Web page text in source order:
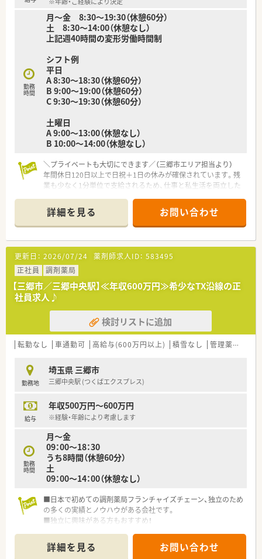
勤務
時間
月～金 8:30～19:30（休憩60分）
土 8:30～14:00（休憩なし）
上記週40時間の変形労働時間制
シフト例
平日
A 8:30～18:30（休憩60分）
B 9:00～19:00（休憩60分）
C 9:30～19:30（休憩60分）
土曜日
A 9:00～13:00（休憩なし）
B 10:00～14:00（休憩なし）
＼プライベートも大切にできます／（三郷市エリア担当より）
年間休日120日以上で日祝＋1日の休みが確保されています。残
業も少なく1分単位で支給されるため、仕事と私生活を両立した
＊------------------------------------------＊
【店舗情報と応需状況について】
■三郷中央駅から車で6分の立地にあり、2024年にリニューアル
オープンしたばかりの非常に清潔感がある綺麗な店舗です。
■内科や循環器科、小児科など多科目の処方箋を1日平均70枚か
ら80枚ほど応需しており、幅広い知識を習得できる環境です。
■待合室は15名ほどが座れる広々とした設計となっており、最
新の自動分包機を2台導入して業務の効率化を図っています。
【求人情報について】
■年収は新卒420万円から、50代のベテラン層であれば最大700
万円までの提示が可能で、経験や能力を正当に評価いたします。
■住宅補助についても相談可能となっており、若手の方であれば
す。
■昇給は年1回、賞与は年2回の支給があり、3年以上の勤務で退
職金制度も適用されるため、腰を据えて長く働ける求人です。
【勤務実態について】
■1ヶ月単位の変形労働時間制を採用しており、日曜日と祝日に
ます。
■残業時間は月平均10時間から15時間程度と少なく、発生した
場合も1分単位で計算して手当が全額支給される仕組みです。
■店舗間の距離は約1.5kmと近接しているため、応援業務の際も
社用車を利用してスムーズに移動することが可能となっていま
詳細を見る お問い合わせ
更新日： 2026/07/24 薬剤師求人ID： 583495
正社員
調剤薬局
【三郷市／三郷中央駅】≪年収600万円≫希少なTX沿線の正
社員求人♪
検討リストに追加
転勤なし 車通勤可 高給与(600万円以上) 積雪なし 管理薬剤師
勤務地
埼玉県 三郷市
三郷中央駅 (つくばエクスプレス)
給与
年収500万円～600万円
※経験・年齢により考慮します
勤務
時間
月～金
09：00～18：30
うち8時間（休憩60分）
土
09：00～14：00（休憩なし）
■日本で初めての調剤薬局フランチャイズチェーン、独立のため
の多くの実績とノウハウがある会社です。
■独立に興味がある方もおすすめ！
詳細を見る お問い合わせ